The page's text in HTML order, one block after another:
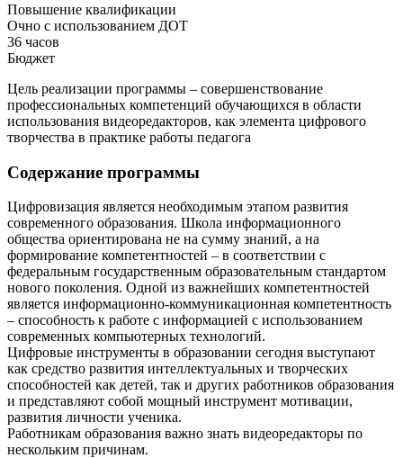
Повышение квалификации
Очно с использованием ДОТ
36 часов
Бюджет
Цель реализации программы – совершенствование
профессиональных компетенций обучающихся в области
использования видеоредакторов, как элемента цифрового
творчества в практике работы педагога
Содержание программы
Цифровизация является необходимым этапом развития
современного образования. Школа информационного
общества ориентирована не на сумму знаний, а на
формирование компетентностей – в соответствии с
федеральным государственным образовательным стандартом
нового поколения. Одной из важнейших компетентностей
является информационно-коммуникационная компетентность
– способность к работе с информацией с использованием
современных компьютерных технологий.
Цифровые инструменты в образовании сегодня выступают
как средство развития интеллектуальных и творческих
способностей как детей, так и других работников образования
и представляют собой мощный инструмент мотивации,
развития личности ученика.
Работникам образования важно знать видеоредакторы по
нескольким причинам.